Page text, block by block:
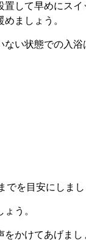
置して早めにス
ましょう。
い状態での入浴
を目安にしまし
う。
かけてあげまし